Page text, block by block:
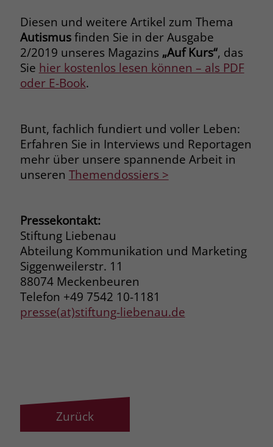
Diesen und weitere Artikel zum Thema
Autismusfinden Sie in der Ausgabe
2/2019 unseres Magazins „Auf Kurs“, das
Sie hier kostenlos lesen können – als PDF
oder E-Book.
Bunt, fachlich fundiert und voller Leben:
Erfahren Sie in Interviews und Reportagen
mehr über unsere spannende Arbeit in
unseren Themendossiers >
Pressekontakt:
Stiftung Liebenau
Abteilung Kommunikation und Marketing
Siggenweilerstr. 11
88074 Meckenbeuren
Telefon +49 7542 10-1181
presse(at)stiftung-liebenau.de
Zurück